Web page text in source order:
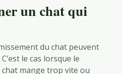
un chat qui
du chat peuvent
le cas lorsque le
mange trop vite ou